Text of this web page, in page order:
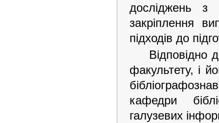
досліджень з
закріплення
підходів до
Відповідно
факультету, і
кафедри
галузевих